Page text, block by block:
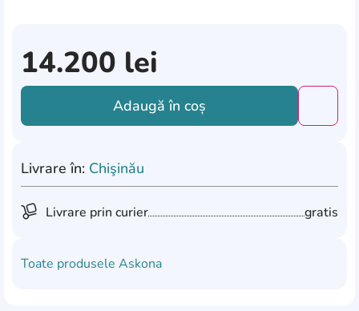
14.200 lei
Adaugă în coș
Livrare în: Chişinău
Livrare prin curier gratis
Toate produsele Askona